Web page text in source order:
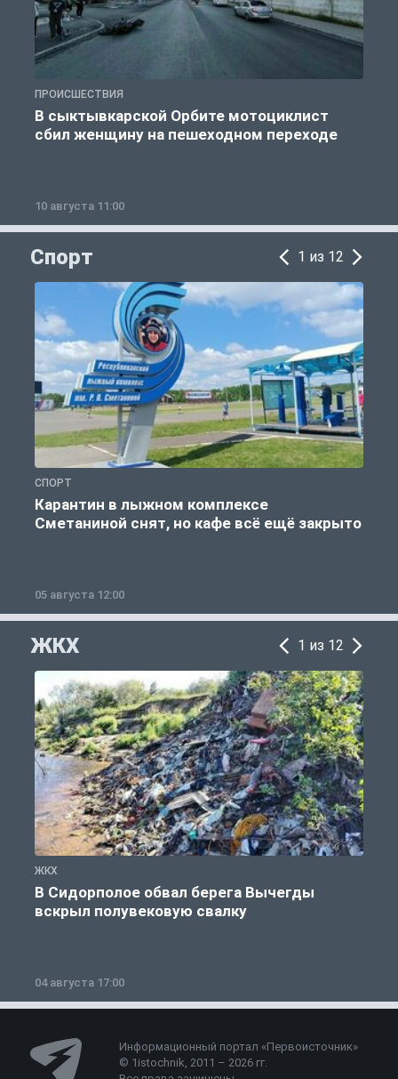
ПРОИСШЕСТВИЯ
В сыктывкарской Орбите мотоциклист
сбил женщину на пешеходном переходе
10 августа 11:00
Спорт 1 из 12
СПОРТ
Карантин в лыжном комплексе
Сметаниной снят, но кафе всё ещё закрыто
05 августа 12:00
ЖКХ 1 из 12
ЖКХ
В Сидорполое обвал берега Вычегды
вскрыл полувековую свалку
04 августа 17:00
Информационный портал «Первоисточник»
© 1istochnik, 2011 – 2026 гг.